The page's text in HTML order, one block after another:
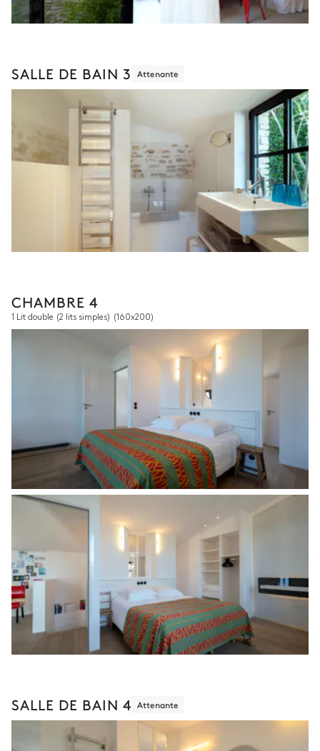
SALLE DE BAIN 3 Attenante
CHAMBRE 4
1 Lit double (2 lits simples) (160x200)
SALLE DE BAIN 4 Attenante